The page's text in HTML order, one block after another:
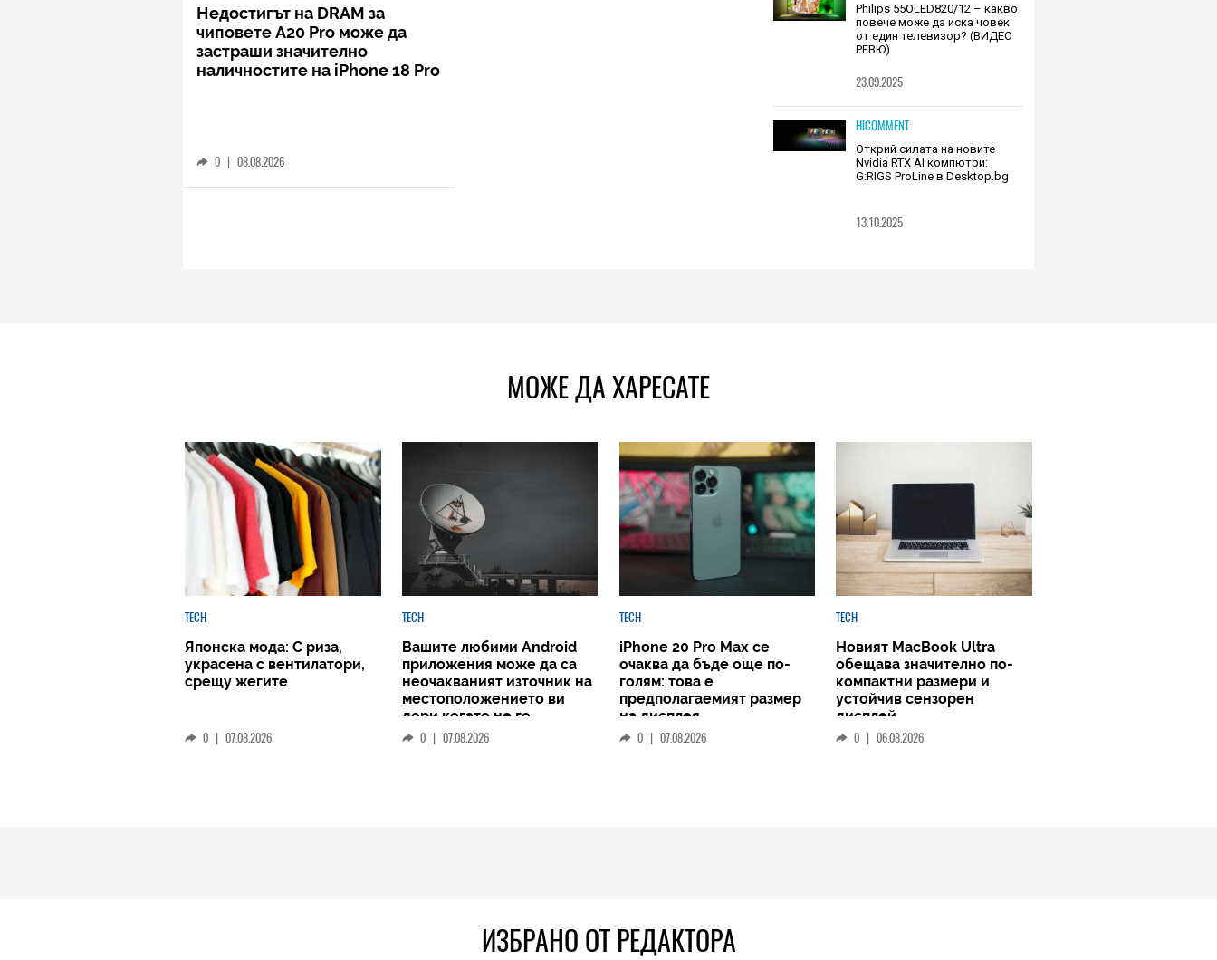
Недостигът на DRAM за
чиповете A20 Pro може да
застраши значително
наличностите на iPhone 18 Pro
0 | 08.08.2026
Philips 55OLED820/12 – какво
повече може да иска човек
от един телевизор? (ВИДЕО
РЕВЮ)
23.09.2025
HICOMMENT
Открий силата на новите
Nvidia RTX AI компютри:
G:RIGS ProLine в Desktop.bg
13.10.2025
МОЖЕ ДА ХАРЕСАТЕ
TECH
Японска мода: С риза,
украсена с вентилатори,
срещу жегите
0 | 07.08.2026
TECH
Вашите любими Android
приложения може да са
неочакваният източник на
местоположението ви
дори когато не го
споделяте
0 | 07.08.2026
TECH
iPhone 20 Pro Max се
очаква да бъде още по-
голям: това е
предполагаемият размер
на дисплея
0 | 07.08.2026
TECH
Новият MacBook Ultra
обещава значително по-
компактни размери и
устойчив сензорен
дисплей
0 | 06.08.2026
ИЗБРАНО ОТ РЕДАКТОРА